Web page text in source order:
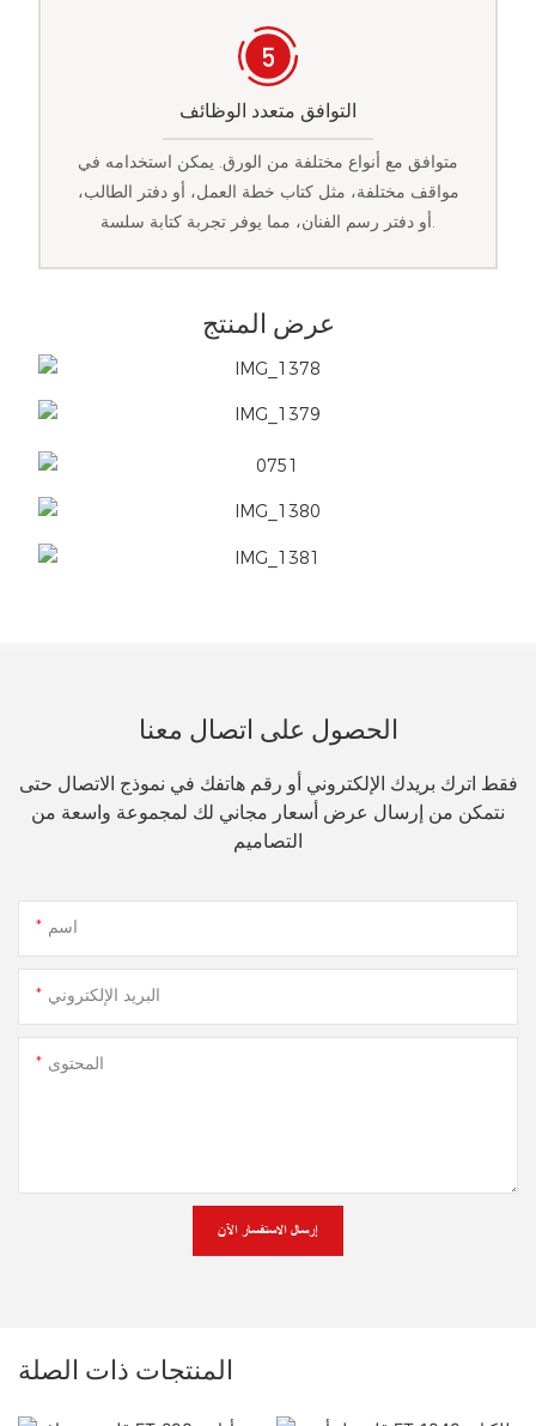
التوافق متعدد الوظائف
متوافق مع أنواع مختلفة من الورق. يمكن استخدامه في
مواقف مختلفة، مثل كتاب خطة العمل، أو دفتر الطالب،
أو دفتر رسم الفنان، مما يوفر تجربة كتابة سلسة.
عرض المنتج
الحصول على اتصال معنا
فقط اترك بريدك الإلكتروني أو رقم هاتفك في نموذج الاتصال حتى
نتمكن من إرسال عرض أسعار مجاني لك لمجموعة واسعة من
التصاميم
اسم
البريد الإلكتروني
المحتوى
إرسال الاستفسار الآن
المنتجات ذات الصلة